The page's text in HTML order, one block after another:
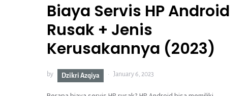
Biaya Servis HP Android
Rusak + Jenis
Kerusakannya (2023)
by Dzikri Azqiya January 6, 2023